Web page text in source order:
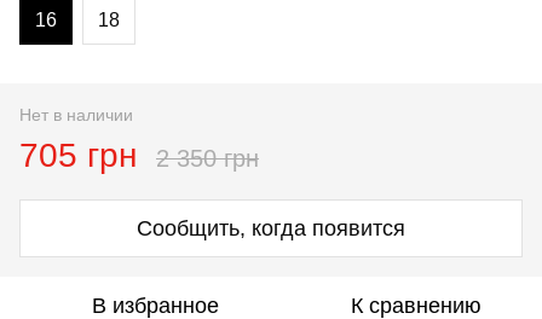
16 18
Нет в наличии
705 грн 2 350 грн
Сообщить, когда появится
В избранное К сравнению